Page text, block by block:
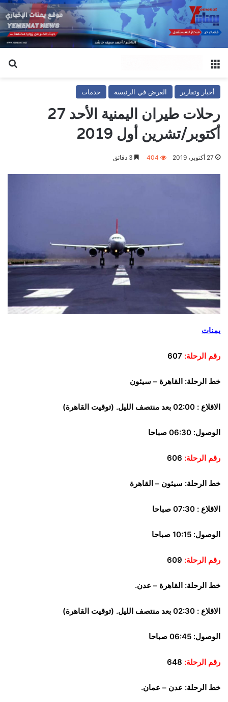
أخبار وتقارير العرض في الرئيسة خدمات
رحلات طيران اليمنية الأحد 27
أكتوبر/تشرين أول 2019
27 أكتوبر، 2019 404
يمنات
رقم الرحلة:
خط الرحلة: القاهرة – سيئون
الاقلاع : 02:00 بعد منتصف الليل. (توقيت القاهرة)
الوصول: 06:30 صباحا
رقم الرحلة:
خط الرحلة: سيئون – القاهرة
الاقلاع : 07:30 صباحا
الوصول: 10:15 صباحا
رقم الرحلة:
خط الرحلة: القاهرة – عدن.
الاقلاع : 02:30 بعد منتصف الليل. (توقيت القاهرة)
الوصول: 06:45 صباحا
رقم الرحلة:
خط الرحلة: عدن – عمان.